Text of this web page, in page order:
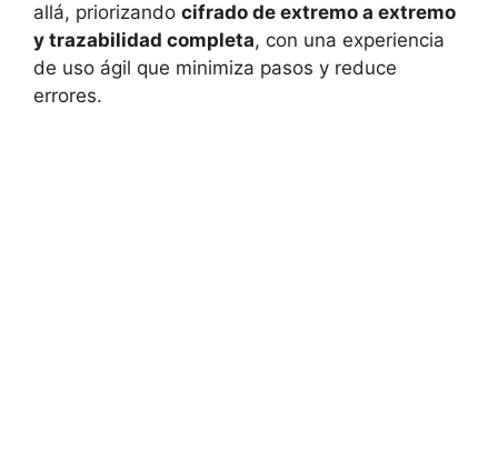
allá, priorizando cifrado de extremo a extremo
y trazabilidad completa, con una experiencia
de uso ágil que minimiza pasos y reduce
errores.